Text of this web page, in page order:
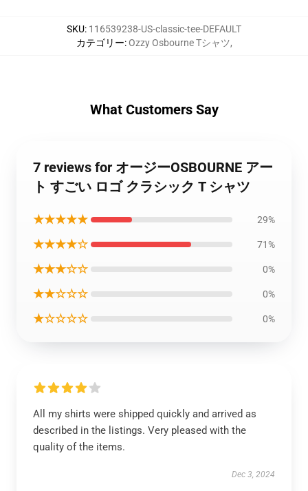
SKU: 116539238-US-classic-tee-DEFAULT
カテゴリー:Ozzy Osbourne Tシャツ,
What Customers Say
7 reviews for オージーOSBOURNE アー
ト すごい ロゴ クラシック T シャツ
★★★★★ 29%
★★★★☆ 71%
★★★☆☆ 0%
★★☆☆☆ 0%
★☆☆☆☆ 0%
All my shirts were shipped quickly and arrived as
described in the listings. Very pleased with the
quality of the items.
Dec 3, 2024